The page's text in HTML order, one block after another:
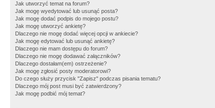
Jak utworzyć temat na forum?
Jak mogę wyedytować lub usunąć posta?
Jak mogę dodać podpis do mojego postu?
Jak mogę utworzyć ankietę?
Dlaczego nie mogę dodać więcej opcji w ankiecie?
Jak mogę edytować lub usunąć ankietę?
Dlaczego nie mam dostępu do forum?
Dlaczego nie mogę dodawać załączników?
Dlaczego dostałam(em) ostrzeżenie?
Jak mogę zgłosić posty moderatorowi?
Do czego służy przycisk "Zapisz" podczas pisania tematu?
Dlaczego mój post musi być zatwierdzony?
Jak mogę podbić mój temat?